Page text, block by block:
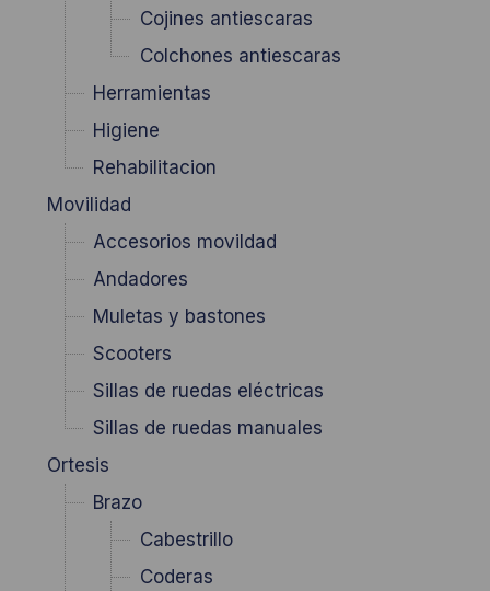
Cojines antiescaras
Colchones antiescaras
Herramientas
Higiene
Rehabilitacion
Movilidad
Accesorios movildad
Andadores
Muletas y bastones
Scooters
Sillas de ruedas eléctricas
Sillas de ruedas manuales
Ortesis
Brazo
Cabestrillo
Coderas